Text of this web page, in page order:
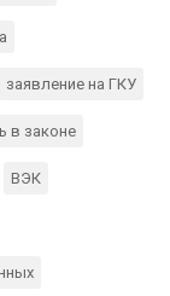
заявление на ГКУ
в законе
ВЭК